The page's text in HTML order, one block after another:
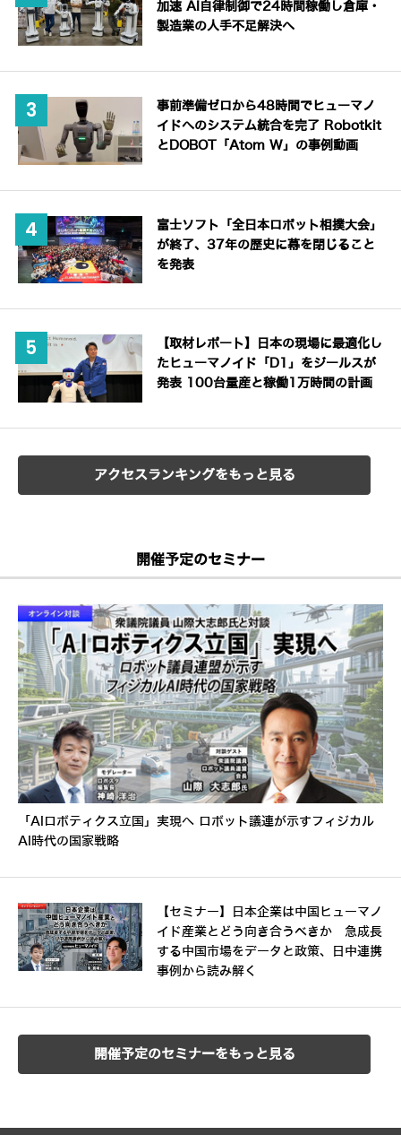
加速 AI自律制御で24時間稼働し倉庫・
製造業の人手不足解決へ
事前準備ゼロから48時間でヒューマノ
イドへのシステム統合を完了 Robotkit
とDOBOT「Atom W」の事例動画
富士ソフト「全日本ロボット相撲大会」
が終了、37年の歴史に幕を閉じること
を発表
【取材レポート】日本の現場に最適化し
たヒューマノイド「D1」をジールスが
発表 100台量産と稼働1万時間の計画
アクセスランキングをもっと見る
開催予定のセミナー
「AIロボティクス立国」実現へ ロボット議連が示すフィジカル
AI時代の国家戦略
【セミナー】日本企業は中国ヒューマノ
イド産業とどう向き合うべきか 急成長
する中国市場をデータと政策、日中連携
事例から読み解く
開催予定のセミナーをもっと見る